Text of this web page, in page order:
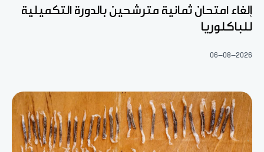
إلغاء امتحان ثمانية مترشحين بالدورة التكميلية
للباكلوريا
06-08-2026